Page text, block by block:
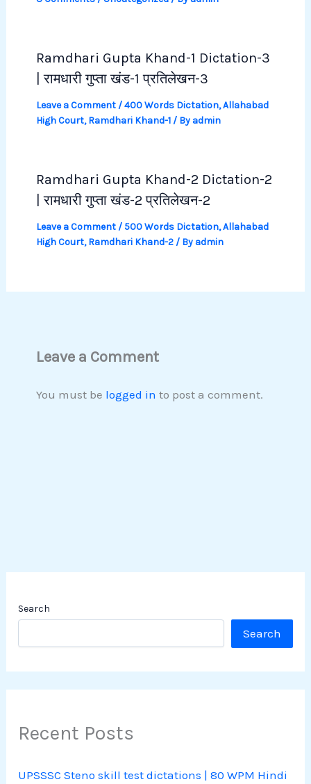
Ramdhari Gupta Khand-1 Dictation-3
| रामधारी गुप्ता खंड-1 प्रतिलेखन-3
Leave a Comment /400 Words Dictation,Allahabad
High Court,Ramdhari Khand-1/ Byadmin
Ramdhari Gupta Khand-2 Dictation-2
| रामधारी गुप्ता खंड-2 प्रतिलेखन-2
Leave a Comment / 500 Words Dictation,Allahabad
High Court,Ramdhari Khand-2/ Byadmin
Leave a Comment
You must be logged in to post a comment.
Search
Search
Recent Posts
UPSSSC Steno skill test dictations | 80 WPM Hindi